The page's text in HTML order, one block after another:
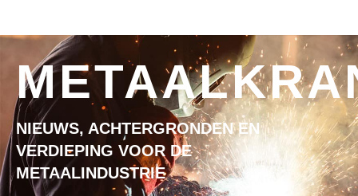
NIEUWS, ACHTERGRONDEN EN
VERDIEPING VOOR DE
METAALINDUSTRIE